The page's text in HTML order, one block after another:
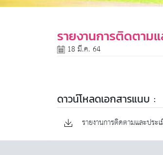
รายงานการติดตาม
18 มี.ค. 64
ดาวน์โหลดเอกสารแนบ :
รายงานการติดตามและปร